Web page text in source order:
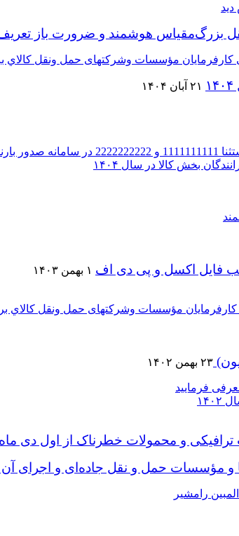
هوشمند و ضرورت باز تعریف
۲۱ آبان ۱۴۰۴
فایل اکسل و پی دی اف ۱ بهمن ۱۴۰۳
۲۳ بهمن ۱۴۰۲
و محمولات خطرناک از اول دی
و مؤسسات حمل و نقل جاده‌ای و اجرای